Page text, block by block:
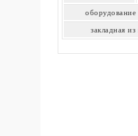
оборудование
закладная